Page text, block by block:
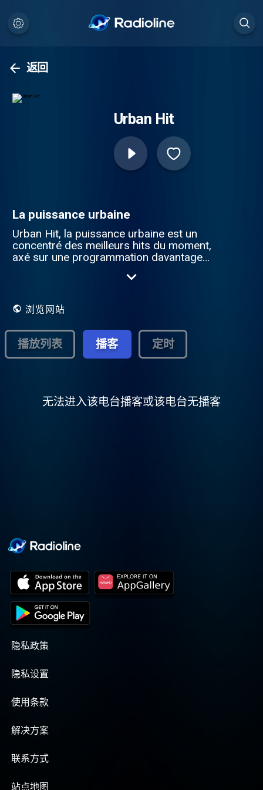
返回
Urban Hit
La puissance urbaine
Urban Hit, la puissance urbaine est un
concentré des meilleurs hits du moment,
axé sur une programmation davantage
Hop et la "musique soleil" (Raï, Raï'n'b,
Reggaeton), le tout dédié à un large public
jeune et métissé (15 - 34 ans), avec une
mise en avant des nouvelles tendances
urbaines.. Une radio des Indés Radios.
浏览网站
播放列表 播客 定时
无法进入该电台播客或该电台无播客
隐私政策
隐私设置
使用条款
解决方案
联系方式
站点地图